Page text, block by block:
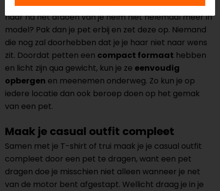
John Doe, Alpinestars, Macna en Dainese. Zit je
haar na het afdoen van je helm niet helemaal meer in
model? Pak dan je pet erbij en zet deze op. Niemand
die nog zal doorhebben dat je je haar niet naar wens
zit. Doordat petten een compact formaat hebben
en licht zijn qua gewicht, kun je ze eenvoudig
opbergen en meenemen onderweg. Zo kun je op
iedere locatie dan ook beroep doen op het gemak
van een pet.
Maak je casual outfit compleet
Samen met je T-shirt of trui maak je je casual outfit
compleet door een pet te dragen, want een pet
dragen doe je misschien niet alleen wanneer je net
van de motor bent afgestapt. Wellicht draag je in je